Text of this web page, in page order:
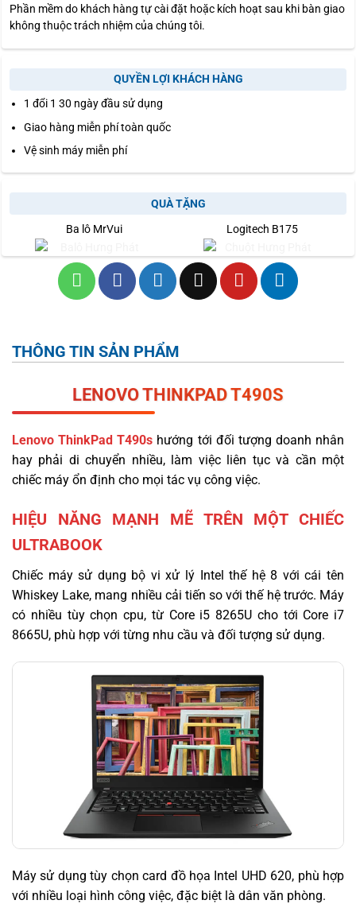
Phần mềm do khách hàng tự cài đặt hoặc kích hoạt sau khi bàn giao
không thuộc trách nhiệm của chúng tôi.
QUYỀN LỢI KHÁCH HÀNG
1 đổi 1 30 ngày đầu sử dụng
Giao hàng miễn phí toàn quốc
Vệ sinh máy miễn phí
QUÀ TẶNG
Ba lô MrVui Logitech B175
THÔNG TIN SẢN PHẨM
LENOVO THINKPAD T490S
Lenovo ThinkPad T490s hướng tới đối tượng doanh nhân
hay phải di chuyển nhiều, làm việc liên tục và cần một
chiếc máy ổn định cho mọi tác vụ công việc.
HIỆU NĂNG MẠNH MẼ TRÊN MỘT CHIẾC
ULTRABOOK
Chiếc máy sử dụng bộ vi xử lý Intel thế hệ 8 với cái tên
Whiskey Lake, mang nhiều cải tiến so với thế hệ trước. Máy
có nhiều tùy chọn cpu, từ Core i5 8265U cho tới Core i7
8665U, phù hợp với từng nhu cầu và đối tượng sử dụng.
Máy sử dụng tùy chọn card đồ họa Intel UHD 620, phù hợp
với nhiều loại hình công việc, đặc biệt là dân văn phòng.